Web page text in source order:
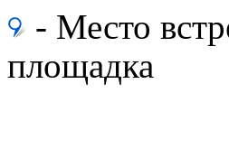
- Место
площадка